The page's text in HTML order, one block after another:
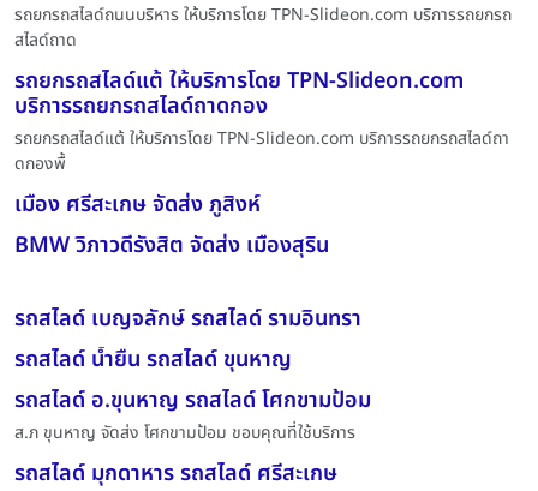
รถยกรถสไลด์ถนนบริหาร ให้บริการโดย TPN-Slideon.com บริการรถยกรถ
สไลด์ถาด
รถยกรถสไลด์แต้ ให้บริการโดย TPN-Slideon.com
บริการรถยกรถสไลด์ถาดกอง
รถยกรถสไลด์แต้ ให้บริการโดย TPN-Slideon.com บริการรถยกรถสไลด์ถา
ดกองพื้
เมือง ศรีสะเกษ จัดส่ง ภูสิงห์
BMW วิภาวดีรังสิต จัดส่ง เมืองสุริน
รถสไลด์ เบญจลักษ์ รถสไลด์ รามอินทรา
รถสไลด์ น้ำยืน รถสไลด์ ขุนหาญ
รถสไลด์ อ.ขุนหาญ รถสไลด์ โศกขามป้อม
ส.ภ ขุนหาญ จัดส่ง โศกขามป้อม ขอบคุณที่ใช้บริการ
รถสไลด์ มุกดาหาร รถสไลด์ ศรีสะเกษ